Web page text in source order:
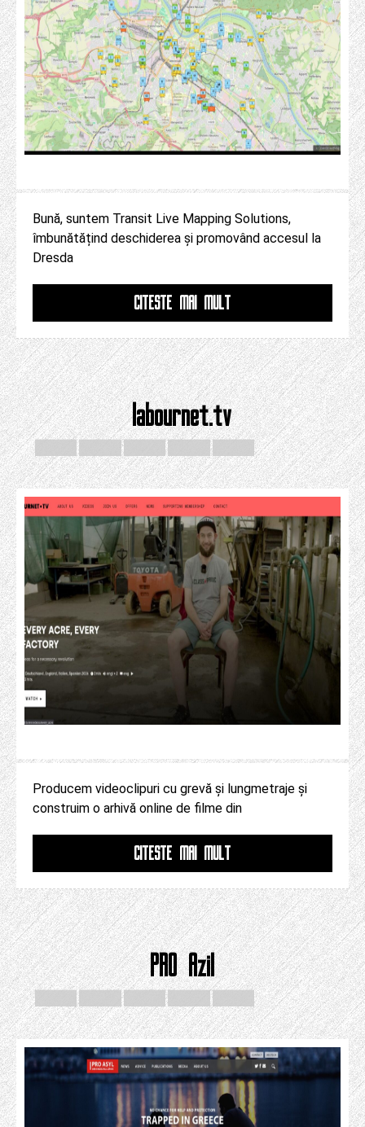
Bună, suntem Transit Live Mapping Solutions,
îmbunătățind deschiderea și promovând accesul la
Dresda
CITESTE MAI MULT
labournet.tv
Producem videoclipuri cu grevă și lungmetraje și
construim o arhivă online de filme din
CITESTE MAI MULT
PRO Azil